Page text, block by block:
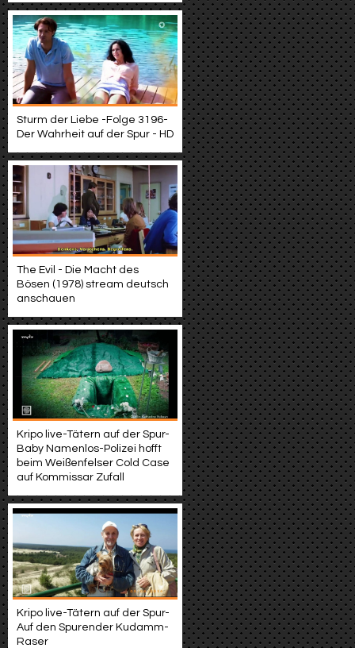
Sturm der Liebe -Folge 3196-
Der Wahrheit auf der Spur - HD
The Evil - Die Macht des
Bösen (1978) stream deutsch
anschauen
Kripo live-Tätern auf der Spur-
Baby Namenlos-Polizei hofft
beim Weißenfelser Cold Case
auf Kommissar Zufall
Kripo live-Tätern auf der Spur-
Auf den Spurender Kudamm-
Raser